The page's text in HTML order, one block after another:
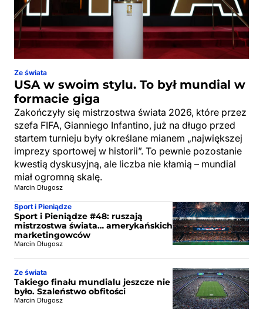
Ze świata
USA w swoim stylu. To był mundial w
formacie giga
Zakończyły się mistrzostwa świata 2026, które przez
szefa FIFA, Gianniego Infantino, już na długo przed
startem turnieju były określane mianem „największej
imprezy sportowej w historii”. To pewnie pozostanie
kwestią dyskusyjną, ale liczba nie kłamią – mundial
miał ogromną skalę.
Marcin Długosz
Sport i Pieniądze
Sport i Pieniądze #48: ruszają
mistrzostwa świata… amerykańskich
marketingowców
Marcin Długosz
Ze świata
Takiego finału mundialu jeszcze nie
było. Szaleństwo obfitości
Marcin Długosz